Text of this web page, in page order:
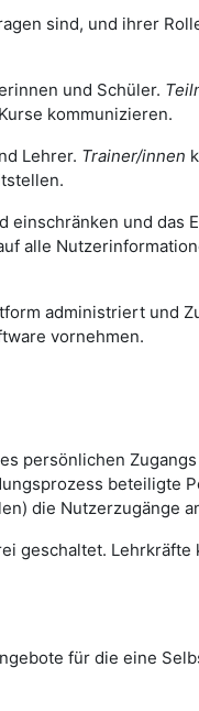
sind, und ihrer
und Schüler.
kommunizieren.
Lehrer. Trainer/innen
und das
alle
administriert und
vornehmen.
persönlichen
beteiligte
die Nutzerzugänge
geschaltet.
für die eine